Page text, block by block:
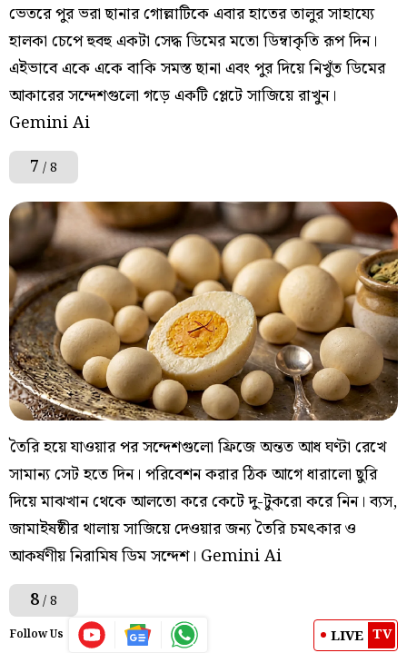
ভেতরে পুর ভরা ছানার গোল্লাটিকে এবার হাতের তালুর সাহায্যে
হালকা চেপে হুবহু একটা সেদ্ধ ডিমের মতো ডিম্বাকৃতি রূপ দিন।
এইভাবে একে একে বাকি সমস্ত ছানা এবং পুর দিয়ে নিখুঁত ডিমের
আকারের সন্দেশগুলো গড়ে একটি প্লেটে সাজিয়ে রাখুন।
Gemini Ai
7 / 8
তৈরি হয়ে যাওয়ার পর সন্দেশগুলো ফ্রিজে অন্তত আধ ঘণ্টা রেখে
সামান্য সেট হতে দিন। পরিবেশন করার ঠিক আগে ধারালো ছুরি
দিয়ে মাঝখান থেকে আলতো করে কেটে দু-টুকরো করে নিন। ব্যস,
জামাইষষ্ঠীর থালায় সাজিয়ে দেওয়ার জন্য তৈরি চমৎকার ও
আকর্ষণীয় নিরামিষ ডিম সন্দেশ। Gemini Ai
8/ 8
Follow Us LIVE TV